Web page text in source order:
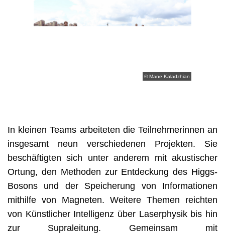
© Mane Kaladzhian
In kleinen Teams arbeiteten die Teilnehmerinnen an
insgesamt neun verschiedenen Projekten. Sie
beschäftigten sich unter anderem mit akustischer
Ortung, den Methoden zur Entdeckung des Higgs-
Bosons und der Speicherung von Informationen
mithilfe von Magneten. Weitere Themen reichten
von Künstlicher Intelligenz über Laserphysik bis hin
zur Supraleitung. Gemeinsam mit